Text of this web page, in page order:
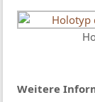
Weitere